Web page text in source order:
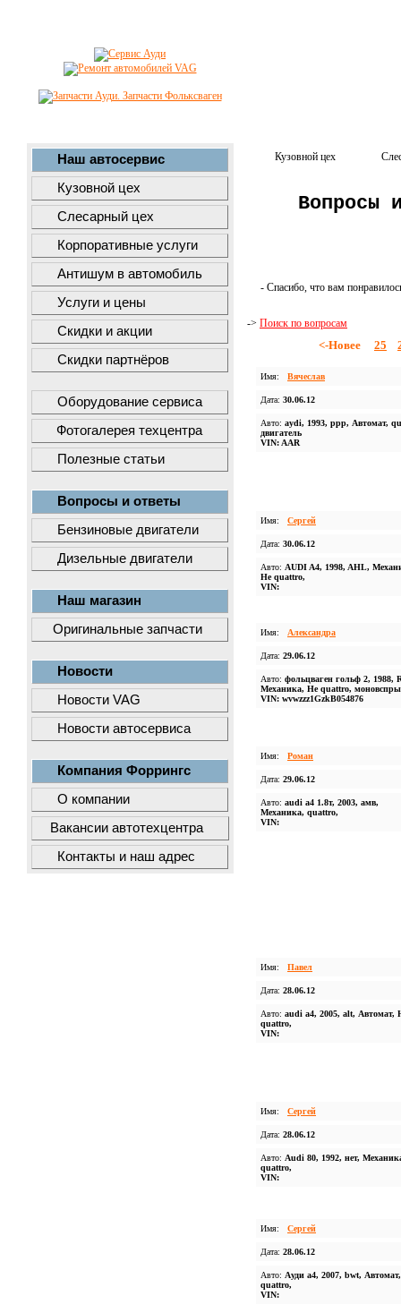
Наш автосервис
Кузовной цех
Слесарный цех
Корпоративные услуги
Антишум в автомобиль
Услуги и цены
Скидки и акции
Скидки партнёров
Оборудование сервиса
Фотогалерея техцентра
Полезные статьи
Вопросы и ответы
Бензиновые двигатели
Дизельные двигатели
Наш магазин
Оригинальные запчасти
Новости
Новости VAG
Новости автосервиса
Компания Форрингс
О компании
Вакансии автотехцентра
Контакты и наш адрес
Кузовной цех
Вопросы
- Спасибо, что вам
-> Поиск по вопросам
<-Новее 25
Имя: Вячеслав
Дата: 30.06.12
Авто: aydi, 1993, ррр, Автомат,
двигатель
VIN: AAR
Имя: Сергей
Дата: 30.06.12
Авто: AUDI A4, 1998, AHL,
Не quattro,
VIN:
Имя: Александра
Дата: 29.06.12
Авто: фольцваген гольф 2, 1988,
Механика, Не quattro,
VIN: wvwzzz1GzkB054876
Имя: Роман
Дата: 29.06.12
Авто: audi a4 1.8т, 2003, амв,
Механика, quattro,
VIN:
Имя: Павел
Дата: 28.06.12
Авто: audi a4, 2005, alt, Автомат,
quattro,
VIN:
Имя: Сергей
Дата: 28.06.12
Авто: Audi 80, 1992, нет,
quattro,
VIN:
Имя: Сергей
Дата: 28.06.12
Авто: Ауди а4, 2007, bwt, Автомат,
quattro,
VIN: